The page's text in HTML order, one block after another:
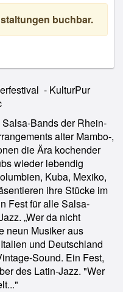
buchbar.
- KulturPur
Bands der Rhein-
alter Mambo-,
die Ära kochender
wieder lebendig
Kuba, Mexiko,
ihre Stücke im
Fest für alle Salsa-
„Wer da nicht
neun Musiker aus
und Deutschland
Sound. Ein Fest,
des Latin-Jazz. "Wer